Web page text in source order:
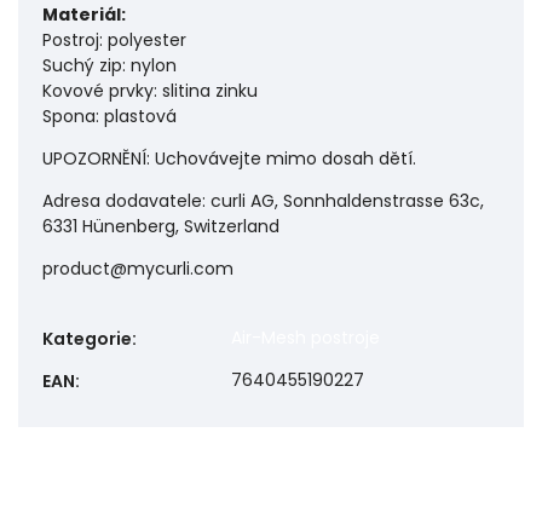
Materiál:
Postroj: polyester
Suchý zip: nylon
Kovové prvky: slitina zinku
Spona: plastová
UPOZORNĚNÍ: Uchovávejte mimo dosah dětí.
Adresa dodavatele: curli AG, Sonnhaldenstrasse 63c,
6331 Hünenberg, Switzerland
product@mycurli.com
Kategorie:
EAN: 7640455190227